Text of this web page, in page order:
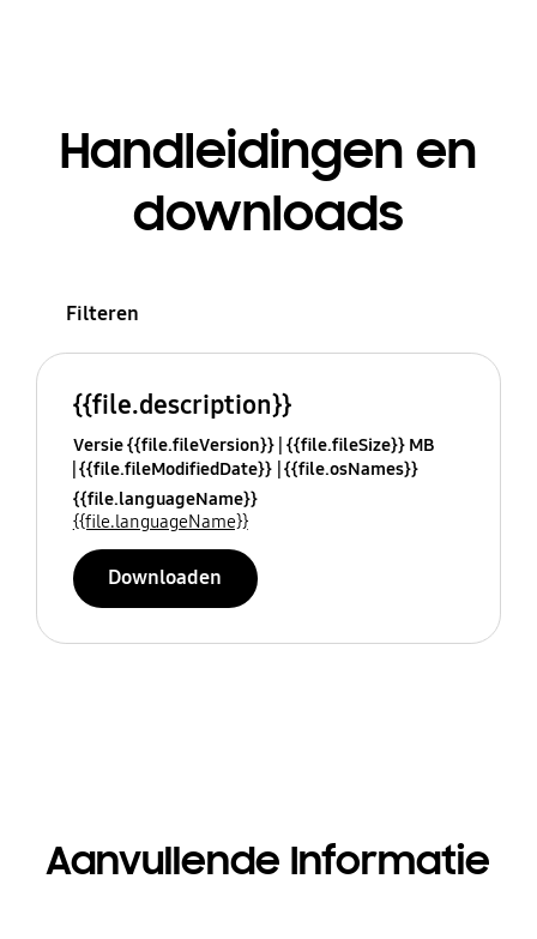
Handleidingen en
downloads
Filteren
{{file.description}}
Versie {{file.fileVersion}} {{file.fileSize}} MB
{{file.fileModifiedDate}} {{file.osNames}}
{{file.languageName}}
{{file.languageName}}
Downloaden
Aanvullende Informatie